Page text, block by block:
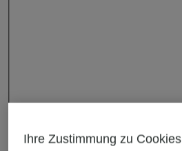
Ihre Zustimmung zu Cookies